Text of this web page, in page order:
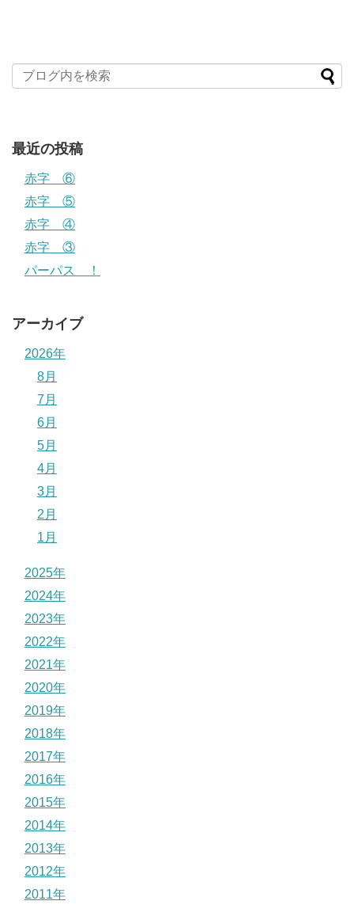
最近の投稿
赤字 ⑥
赤字 ⑤
赤字 ④
赤字 ③
パーパス ！
アーカイブ
2026年
8月
7月
6月
5月
4月
3月
2月
1月
2025年
2024年
2023年
2022年
2021年
2020年
2019年
2018年
2017年
2016年
2015年
2014年
2013年
2012年
2011年